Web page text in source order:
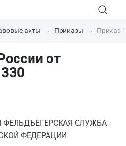
акты Приказы Приказ
от
ФЕЛЬДЪЕГЕРСКАЯ СЛУЖБА
ФЕДЕРАЦИИ